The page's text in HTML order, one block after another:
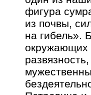
фигура
из почвы,
на гибель».
окружающих